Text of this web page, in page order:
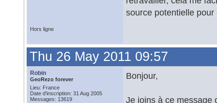
source potentielle
Hors ligne
Thu 26 May 2011 09:57
Robin
GeoRezo forever
Lieu: France
Date d'inscription: 31 Aug 2005
Messages: 13619
Bonjour,
Je joins à ce message